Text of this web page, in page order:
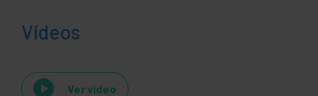
Vídeos
Ver video